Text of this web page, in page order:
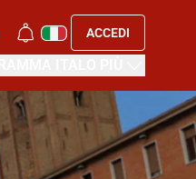
ACCEDI